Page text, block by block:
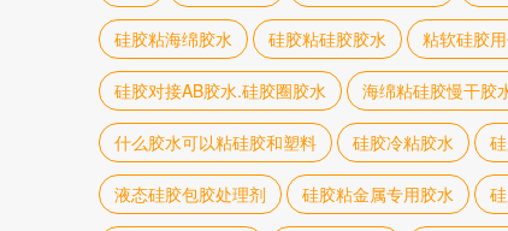
硅胶粘海绵胶水 硅胶粘硅胶胶水 粘软硅胶
硅胶对接AB胶水.硅胶圈胶水 海绵粘硅胶慢干胶
什么胶水可以粘硅胶和塑料 硅胶冷粘胶水
液态硅胶包胶处理剂 硅胶粘金属专用胶水